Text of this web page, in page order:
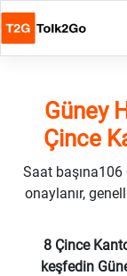
Güney
Çince
Saat
onaylanır,
8 Çince
keşfedin